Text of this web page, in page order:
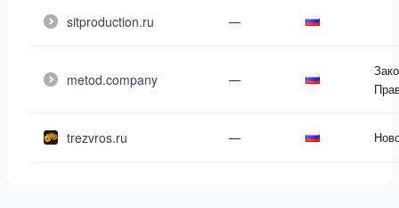
sitproduction.ru —
metod.company —
trezvros.ru —